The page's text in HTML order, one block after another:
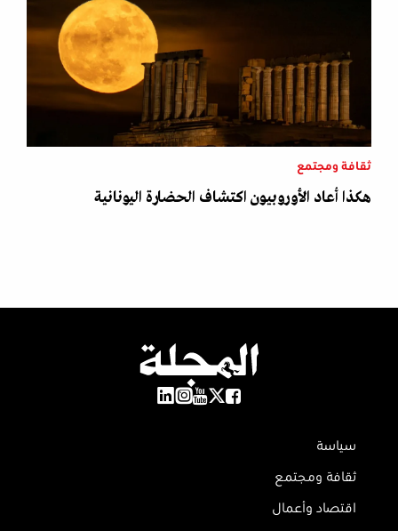
ثقافة ومجتمع
هكذا أعاد الأوروبيون اكتشاف الحضارة اليونانية
سياسة
ثقافة ومجتمع
اقتصاد وأعمال